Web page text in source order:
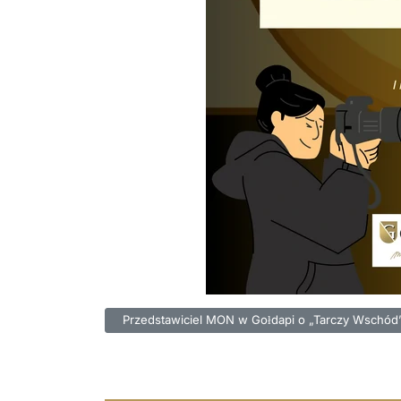
Poprzednia strona: Przedstawiciel MON w Gołdapi
Przedstawiciel MON w Gołdapi o „Tarczy